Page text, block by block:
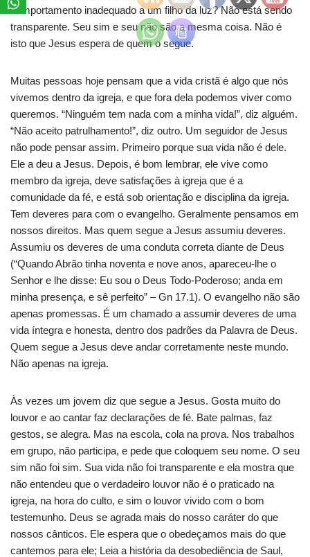
comportamento inadequado a um filho da luz? Não está sendo
transparente. Seu sim e seu não são a mesma coisa. Não é
isto que Jesus espera de quem o segue.
Muitas pessoas hoje pensam que a vida cristã é algo que nós
vivemos dentro da igreja, e que fora dela podemos viver como
queremos. “Ninguém tem nada com a minha vida!”, diz alguém.
“Não aceito patrulhamento!”, diz outro. Um seguidor de Jesus
não pode pensar assim. Primeiro porque sua vida não é dele.
Ele a deu a Jesus. Depois, é bom lembrar, ele vive como
membro da igreja, deve satisfações à igreja que é a
comunidade da fé, e está sob orientação e disciplina da igreja.
Tem deveres para com o evangelho. Geralmente pensamos em
nossos direitos. Mas quem segue a Jesus assumiu deveres.
Assumiu os deveres de uma conduta correta diante de Deus
(“Quando Abrão tinha noventa e nove anos, apareceu-lhe o
Senhor e lhe disse: Eu sou o Deus Todo-Poderoso; anda em
minha presença, e sê perfeito” – Gn 17.1). O evangelho não são
apenas promessas. É um chamado a assumir deveres de uma
vida íntegra e honesta, dentro dos padrões da Palavra de Deus.
Quem segue a Jesus deve andar corretamente neste mundo.
Não apenas na igreja.
Às vezes um jovem diz que segue a Jesus. Gosta muito do
louvor e ao cantar faz declarações de fé. Bate palmas, faz
gestos, se alegra. Mas na escola, cola na prova. Nos trabalhos
em grupo, não participa, e pede que coloquem seu nome. O seu
sim não foi sim. Sua vida não foi transparente e ela mostra que
não entendeu que o verdadeiro louvor não é o praticado na
igreja, na hora do culto, e sim o louvor vivido com o bom
testemunho. Deus se agrada mais do nosso caráter do que
nossos cânticos. Ele espera que o obedeçamos mais do que
cantemos para ele; Leia a história da desobediência de Saul,